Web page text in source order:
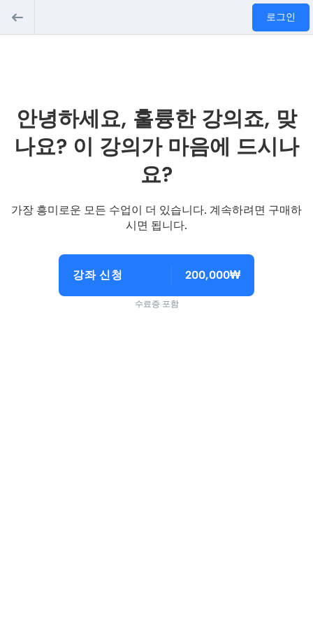
로그인
안녕하세요, 훌륭한 강의죠, 맞
나요? 이 강의가 마음에 드시나
요?
가장 흥미로운 모든 수업이 더 있습니다. 계속하려면 구매하
시면 됩니다.
강좌 신청 200,000₩
수료증 포함